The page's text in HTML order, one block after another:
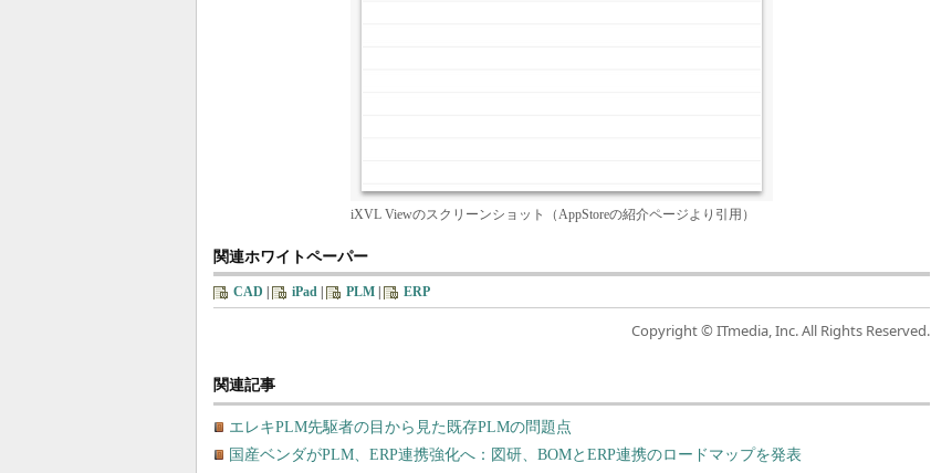
iXVL Viewのスクリーンショット（AppStoreの紹介ページより引用）
関連ホワイトペーパー
CAD iPad PLM ERP
Copyright © ITmedia, Inc. All Rights Reserved.
関連記事
エレキPLM先駆者の目から見た既存PLMの問題点
国産ベンダがPLM、ERP連携強化へ：図研、BOMとERP連携のロードマップを発表